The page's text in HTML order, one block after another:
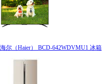
海尔（Haier） BCD-642WDVMU1 冰箱